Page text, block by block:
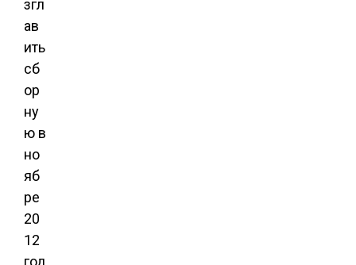
згл
ав
ить
сб
ор
ну
ю в
но
яб
ре
20
12
год